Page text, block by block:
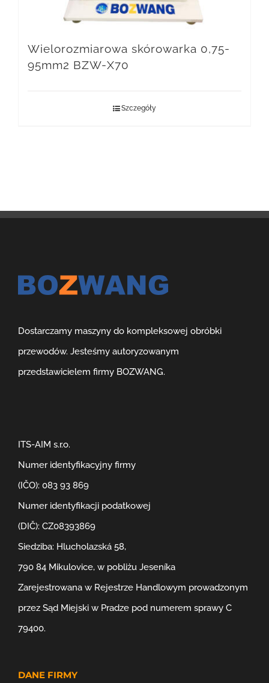
Wielorozmiarowa skórowarka 0,75-
95mm2 BZW-X70
Szczegóły
Dostarczamy maszyny do kompleksowej obróbki
przewodów. Jesteśmy autoryzowanym
przedstawicielem firmy BOZWANG.
ITS-AIM s.r.o.
Numer identyfikacyjny firmy
(IČO): 083 93 869
Numer identyfikacji podatkowej
(DIČ): CZ08393869
Siedziba: Hlucholazská 58,
790 84 Mikulovice, w pobliżu Jeseníka
Zarejestrowana w Rejestrze Handlowym prowadzonym
przez Sąd Miejski w Pradze pod numerem sprawy C
79400.
DANE FIRMY